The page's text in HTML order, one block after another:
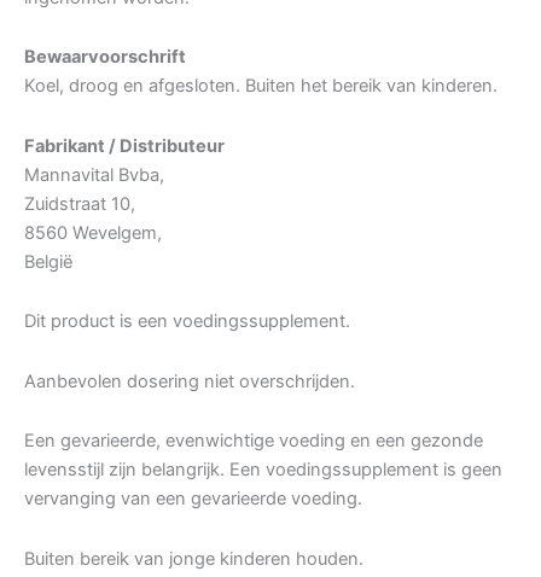
Bewaarvoorschrift
Koel, droog en afgesloten. Buiten het bereik van kinderen.
Fabrikant / Distributeur
Mannavital Bvba,
Zuidstraat 10,
8560 Wevelgem,
België
Dit product is een voedingssupplement.
Aanbevolen dosering niet overschrijden.
Een gevarieerde, evenwichtige voeding en een gezonde
levensstijl zijn belangrijk. Een voedingssupplement is geen
vervanging van een gevarieerde voeding.
Buiten bereik van jonge kinderen houden.